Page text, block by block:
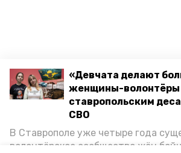
«Девчата делают
женщины-волонтёры
ставропольским
СВО
В Ставрополе уже четыре года
волонтёрское сообщество жён